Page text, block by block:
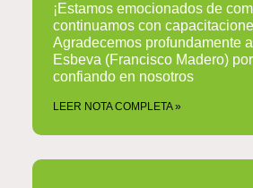
¡Estamos emocionados de
continuamos con
Agradecemos profundamente
Esbeva (Francisco Madero)
confiando en nosotros
LEER NOTA COMPLETA »